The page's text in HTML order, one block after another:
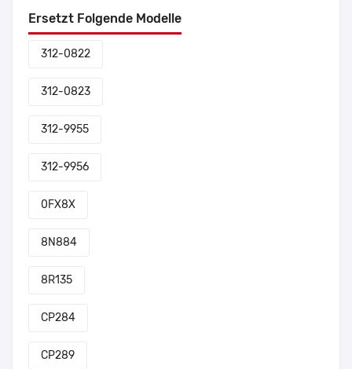
Ersetzt Folgende Modelle
312-0822
312-0823
312-9955
312-9956
0FX8X
8N884
8R135
CP284
CP289